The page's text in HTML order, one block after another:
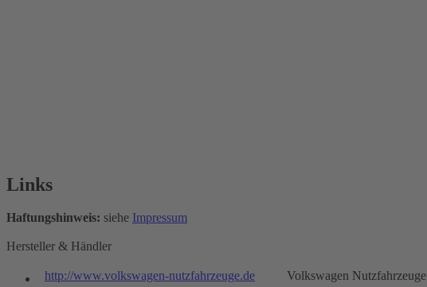
Links
Haftungshinweis: siehe Impressum
Hersteller & Händler
http://www.volkswagen-nutzfahrzeuge.de
Volkswagen Nutzfahrzeuge